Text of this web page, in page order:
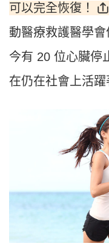
可以完全恢復！
動醫療救護醫學
今有 20 位心臟停
在仍在社會上活躍